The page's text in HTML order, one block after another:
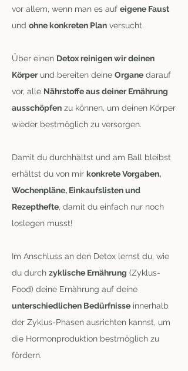
vor allem, wenn man es auf eigene Faust
und ohne konkreten Plan versucht.
Über einen Detox reinigen wir deinen
Körperund bereiten deine Organe darauf
vor, alle Nährstoffe aus deiner Ernährung
ausschöpfen zu können, um deinen Körper
wieder bestmöglich zu versorgen.
Damit du durchhältst und am Ball bleibst
erhältst du von mir konkrete Vorgaben,
Wochenpläne, Einkaufslisten und
Rezepthefte, damit du einfach nur noch
loslegen musst!
Im Anschluss an den Detox lernst du, wie
du durch zyklische Ernährung (Zyklus-
Food) deine Ernährung auf deine
unterschiedlichen Bedürfnisse innerhalb
der Zyklus-Phasen ausrichten kannst, um
die Hormonproduktion bestmöglich zu
fördern.